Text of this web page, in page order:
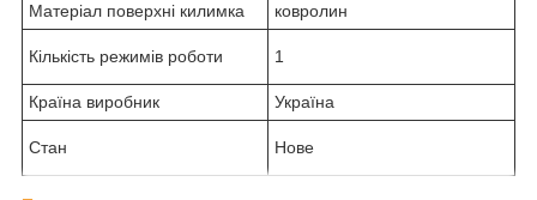
Матеріал поверхні килимка
ковролин
Кількість режимів роботи 1
Країна виробник Україна
Стан Нове